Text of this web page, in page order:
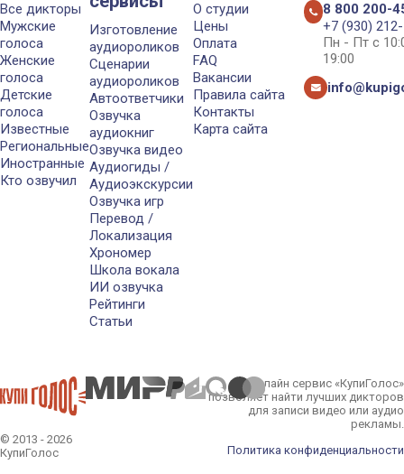
Все дикторы
Мужские
голоса
Женские
голоса
Детские
голоса
Известные
Региональные
Иностранные
Кто озвучил
Изготовление
аудиороликов
Сценарии
аудиороликов
Автоответчики
Озвучка
аудиокниг
Озвучка видео
Аудиогиды /
Аудиоэкскурсии
Озвучка игр
Перевод /
Локализация
Хрономер
Школа вокала
ИИ озвучка
Рейтинги
Статьи
О студии
Цены
Оплата
FAQ
Вакансии
Правила сайта
Контакты
Карта сайта
8 800 200-
+7 (930)
Пн - Пт с
19:00
© 2013 - 2026
КупиГолос
Онлайн сервис «КупиГолос»
позволяет найти лучших дикторов
для записи видео или аудио
рекламы.
Политика конфиденциальности